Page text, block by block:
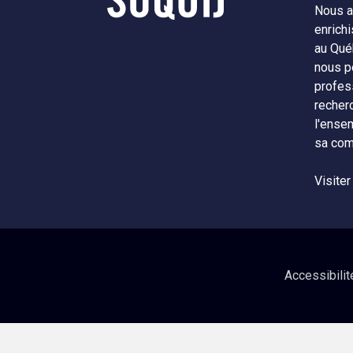
Nous
au
nous
sa